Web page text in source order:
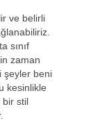
ve belirli
sınıf
zaman
şeyler beni
kesinlikle
bir stil